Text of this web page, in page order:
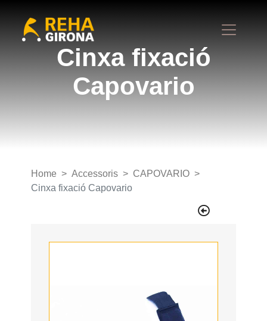
Cinxa fixació
Capovario
Home Accessoris
CAPOVARIO
Cinxa fixació Capovario